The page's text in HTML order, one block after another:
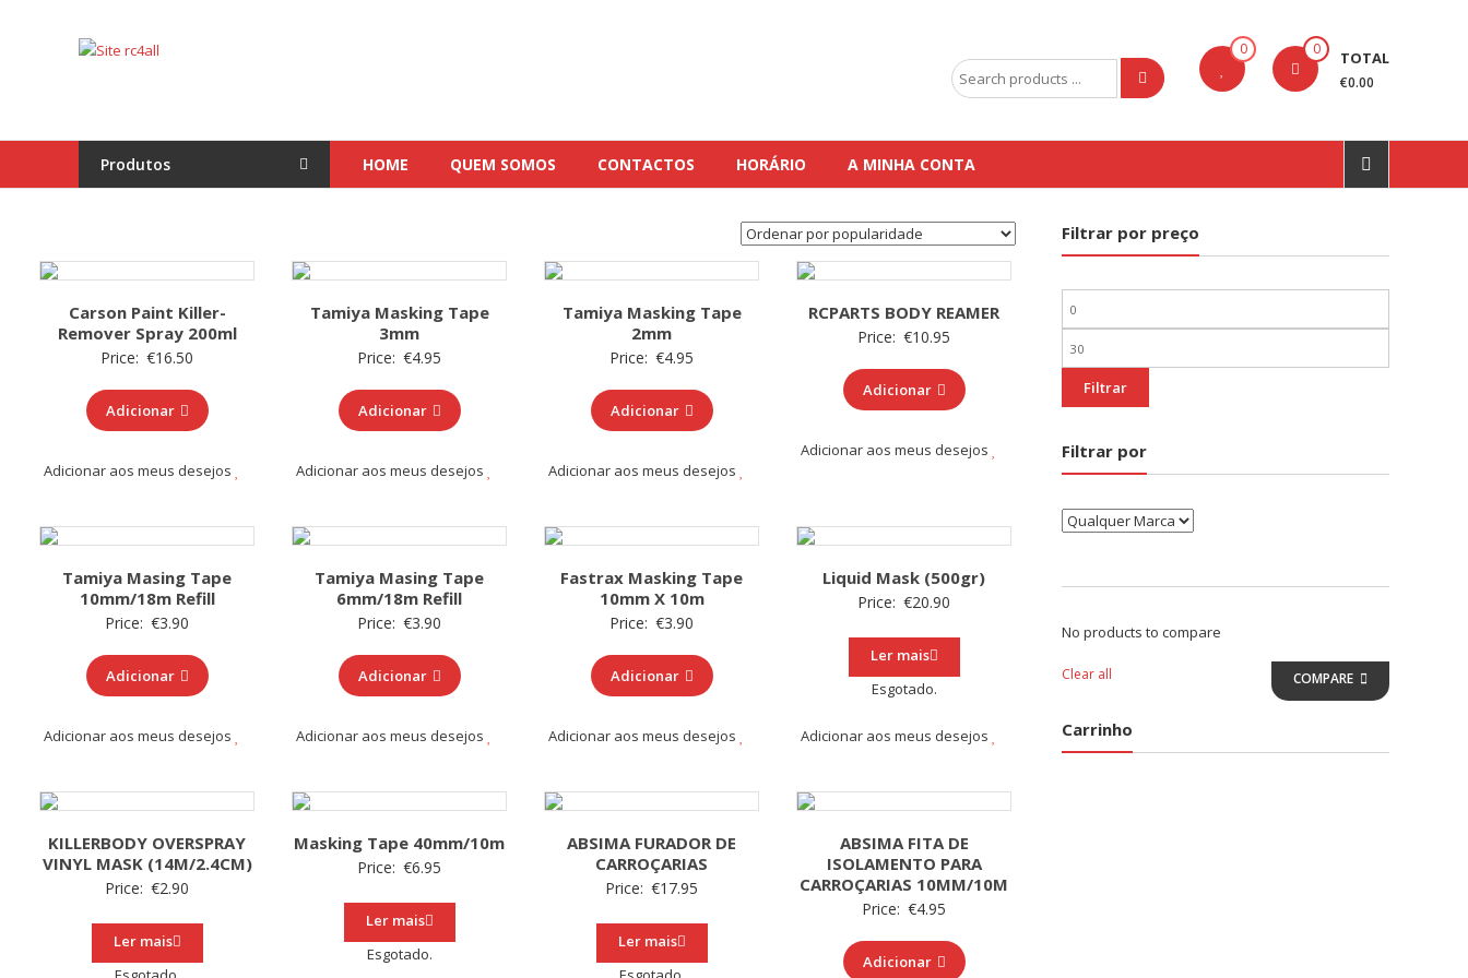
Site
Absima,
Carson
marcas
0 0 TOTAL
€0.00
Search
for:
Produtos HOME QUEM SOMOS CONTACTOS HORÁRIO A MINHA CONTA
Carson Paint Killer-
Remover Spray 200ml
Price: €16.50
Adicionar
Adicionar aos meus desejos
Tamiya Masking Tape
3mm
Price: €4.95
Adicionar
Adicionar aos meus desejos
Tamiya Masking Tape
2mm
Price: €4.95
Adicionar
Adicionar aos meus desejos
RCPARTS BODY REAMER
Price: €10.95
Adicionar
Adicionar aos meus desejos
Tamiya Masing Tape
10mm/18m Refill
Price: €3.90
Adicionar
Adicionar aos meus desejos
Tamiya Masing Tape
6mm/18m Refill
Price: €3.90
Adicionar
Adicionar aos meus desejos
Fastrax Masking Tape
10mm X 10m
Price: €3.90
Adicionar
Adicionar aos meus desejos
Liquid Mask (500gr)
Price: €20.90
Ler mais
Esgotado.
Adicionar aos meus desejos
KILLERBODY OVERSPRAY
VINYL MASK (14M/2.4CM)
Price: €2.90
Ler mais
Masking Tape 40mm/10m
Price: €6.95
Ler mais
Esgotado.
ABSIMA FURADOR DE
CARROÇARIAS
Price: €17.95
Ler mais
ABSIMA FITA DE
ISOLAMENTO PARA
CARROÇARIAS 10MM/10M
Price: €4.95
Adicionar
Filtrar por preço
Preço
mínimo
Preço
máximo
Filtrar
Filtrar por
No products to compare
Clear all COMPARE
Carrinho